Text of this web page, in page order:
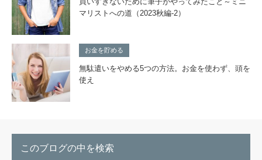
マリストへの道（2023秋編-2）
お金を貯める
無駄遣いをやめる5つの方法。お金を使わず、頭を
使え
このブログの中を検索